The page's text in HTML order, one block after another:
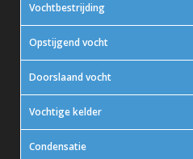
Vochtbestrijding
Opstijgend vocht
Doorslaand vocht
Vochtige kelder
Condensatie